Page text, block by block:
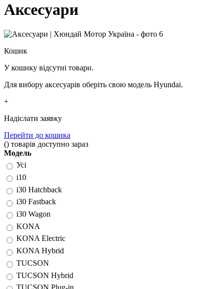
Аксесуари
Кошик
У кошику відсутні товари.
Для вибору аксесуарів оберіть свою модель Hyundai.
+
Надіслати заявку
Перейти до кошика
() товарів доступно зараз
Модель
Усі
i10
i30 Hatchback
i30 Fastback
i30 Wagon
KONA
KONA Electric
KONA Hybrid
TUCSON
TUCSON Hybrid